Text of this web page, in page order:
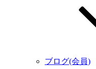
ブログ(会員)